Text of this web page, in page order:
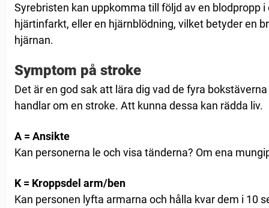
Syrebristen kan uppkomma till följd av en blodpropp i
hjärtinfarkt, eller en hjärnblödning, vilket betyder en
hjärnan.
Symptom på stroke
Det är en god sak att lära dig vad de fyra bokstäverna
handlar om en stroke. Att kunna dessa kan rädda liv.
A = Ansikte
Kan personerna le och visa tänderna? Om ena
K = Kroppsdel arm/ben
Kan personen lyfta armarna och hålla kvar dem i 10